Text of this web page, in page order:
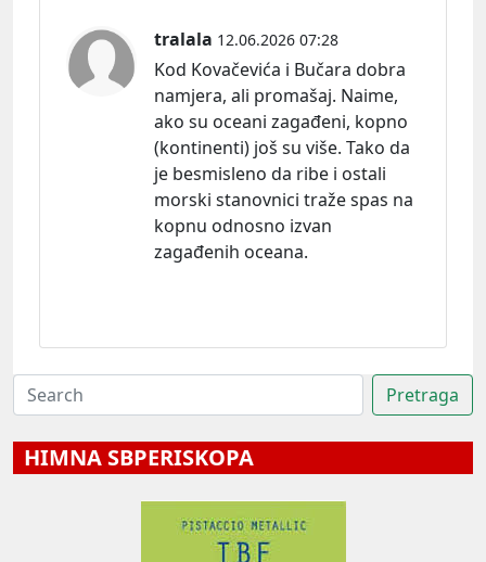
tralala 12.06.2026 07:28
Kod Kovačevića i Bučara dobra
namjera, ali promašaj. Naime,
ako su oceani zagađeni, kopno
(kontinenti) još su više. Tako da
je besmisleno da ribe i ostali
morski stanovnici traže spas na
kopnu odnosno izvan
zagađenih oceana.
HIMNA SBPERISKOPA